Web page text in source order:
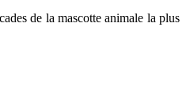
de la mascotte animale la plus